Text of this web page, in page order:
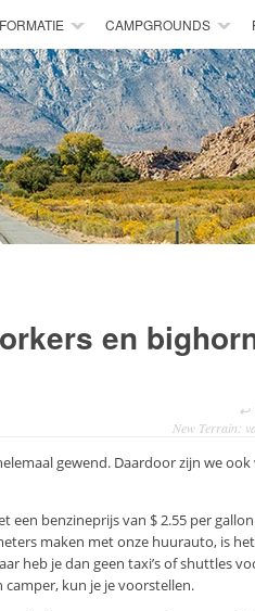
CAMPGROUNDS
en
New Terrain:
gewend. Daardoor zijn we
benzineprijs van $ 2.55 per
maken met onze huurauto, is
heb je dan geen taxi’s of shuttles
camper, kun je je voorstellen.